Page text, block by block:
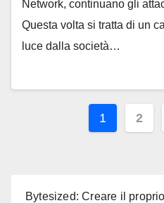
Network, continuano gli
Questa volta si tratta di un
luce dalla società…
1 2
Bytesized: Creare il